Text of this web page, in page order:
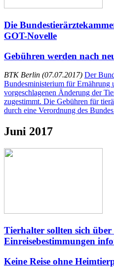
Die
GOT-Novelle
Gebühren werden nach
BTK Berlin (07.07.2017) Der
Bundesministerium für
vorgeschlagenen Änderung der
zugestimmt. Die Gebühren für
durch eine Verordnung des
Juni 2017
Tierhalter sollten sich über
Einreisebestimmungen
Keine Reise ohne